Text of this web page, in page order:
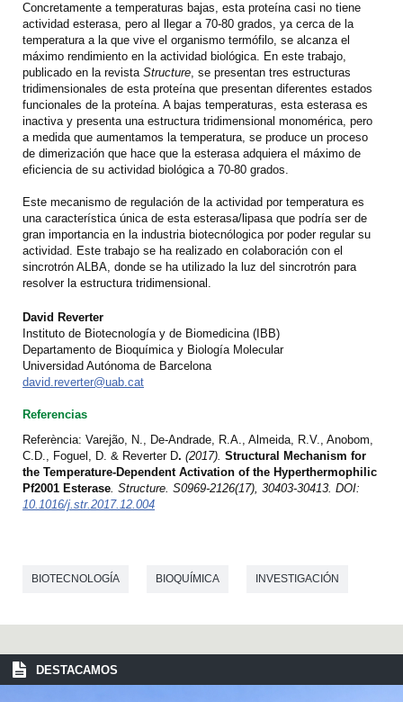
Concretamente a temperaturas bajas, esta proteína casi no tiene
actividad esterasa, pero al llegar a 70-80 grados, ya cerca de la
temperatura a la que vive el organismo termófilo, se alcanza el
máximo rendimiento en la actividad biológica. En este trabajo,
publicado en la revista Structure, se presentan tres estructuras
tridimensionales de esta proteína que presentan diferentes estados
funcionales de la proteína. A bajas temperaturas, esta esterasa es
inactiva y presenta una estructura tridimensional monomérica, pero
a medida que aumentamos la temperatura, se produce un proceso
de dimerización que hace que la esterasa adquiera el máximo de
eficiencia de su actividad biológica a 70-80 grados.
Este mecanismo de regulación de la actividad por temperatura es
una característica única de esta esterasa/lipasa que podría ser de
gran importancia en la industria biotecnólogica por poder regular su
actividad. Este trabajo se ha realizado en colaboración con el
sincrotrón ALBA, donde se ha utilizado la luz del sincrotrón para
resolver la estructura tridimensional.
David Reverter
Instituto de Biotecnología y de Biomedicina (IBB)
Departamento de Bioquímica y Biología Molecular
Universidad Autónoma de Barcelona
david.reverter@uab.cat
Referencias
Referència: Varejão, N., De-Andrade, R.A., Almeida, R.V., Anobom,
C.D., Foguel, D. & Reverter D. (2017). Structural Mechanism for
the Temperature-Dependent Activation of the Hyperthermophilic
Pf2001 Esterase. Structure. S0969-2126(17), 30403-30413. DOI:
10.1016/j.str.2017.12.004
BIOTECNOLOGÍA BIOQUÍMICA INVESTIGACIÓN
DESTACAMOS